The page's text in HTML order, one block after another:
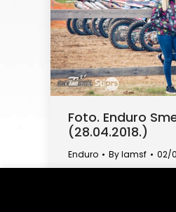
Foto. Enduro
(28.04.2018.)
Enduro Bylamsf 02/